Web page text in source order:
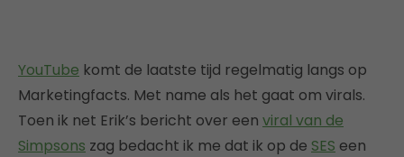
YouTube komt de laatste tijd regelmatig langs op
Marketingfacts. Met name als het gaat om virals.
Toen ik net Erik’s bericht over een viral van de
Simpsons zag bedacht ik me dat ik op de SES een